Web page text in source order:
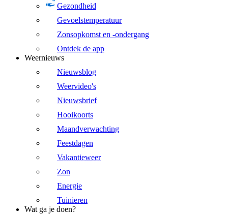
Gezondheid
Gevoelstemperatuur
Zonsopkomst en -ondergang
Ontdek de app
Weernieuws
Nieuwsblog
Weervideo's
Nieuwsbrief
Hooikoorts
Maandverwachting
Feestdagen
Vakantieweer
Zon
Energie
Tuinieren
Wat ga je doen?